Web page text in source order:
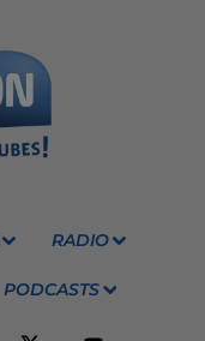
RADIO
PODCASTS